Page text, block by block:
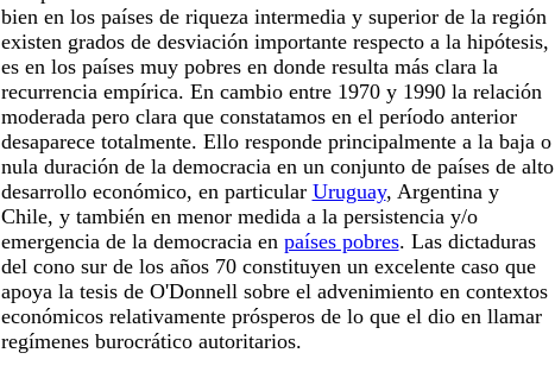
bien en los países de riqueza intermedia y superior de la región
existen grados de desviación importante respecto a la hipótesis,
es en los países muy pobres en donde resulta más clara la
recurrencia empírica. En cambio entre 1970 y 1990 la relación
moderada pero clara que constatamos en el período anterior
desaparece totalmente. Ello responde principalmente a la baja o
nula duración de la democracia en un conjunto de países de alto
desarrollo económico, en particular Uruguay, Argentina y
Chile, y también en menor medida a la persistencia y/o
emergencia de la democracia en países pobres. Las dictaduras
del cono sur de los años 70 constituyen un excelente caso que
apoya la tesis de O'Donnell sobre el advenimiento en contextos
económicos relativamente prósperos de lo que el dio en llamar
regímenes burocrático autoritarios.